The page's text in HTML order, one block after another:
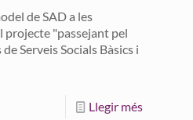
de SAD a les
projecte "passejant pel
Serveis Socials Bàsics i
Llegir més